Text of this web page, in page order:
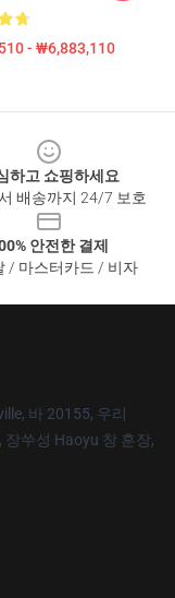
- ₩6,883,110
하고 쇼핑하세요
배송까지 24/7 보호
안전한 결제
/ 마스터카드 / 비자
바 20155, 우리
장쑤성 Haoyu 창 훈장,